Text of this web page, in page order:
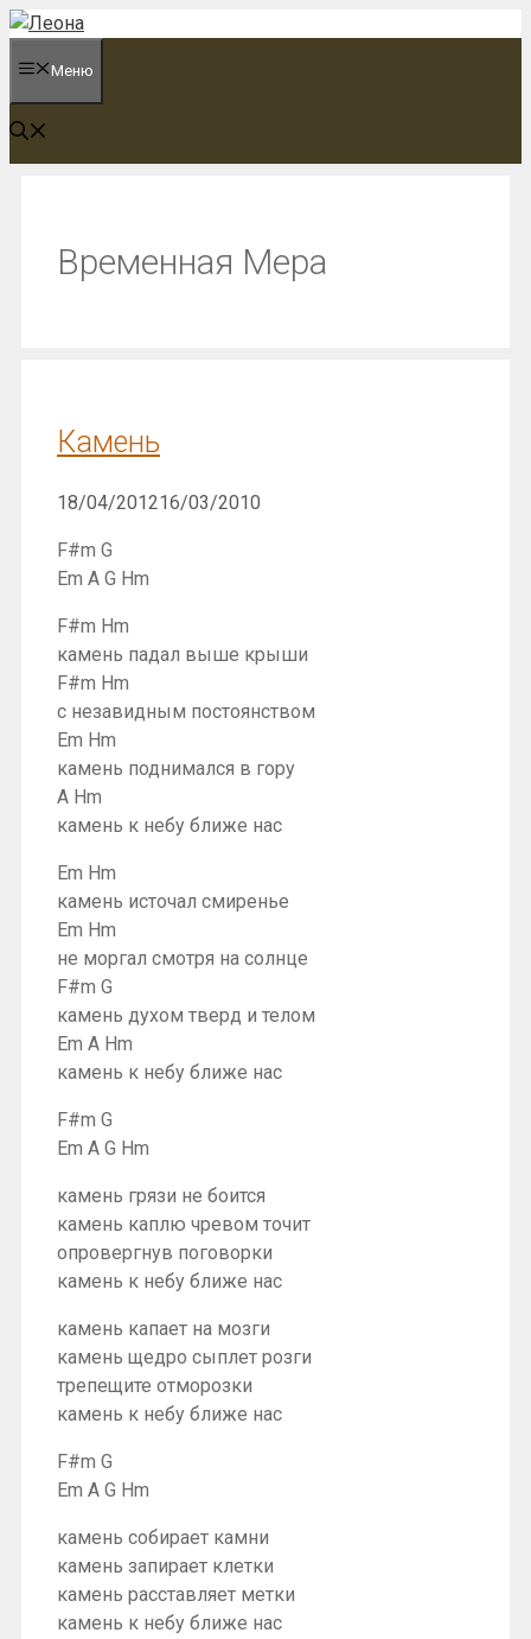
Перейти
содержимому
Меню
Временная Мера
Камень
18/04/201216/03/2010
F#m G
Em A G Hm
F#m Hm
камень падал выше крыши
F#m Hm
с незавидным постоянством
Em Hm
камень поднимался в гору
A Hm
камень к небу ближе нас
Em Hm
камень источал смиренье
Em Hm
не моргал смотря на солнце
F#m G
камень духом тверд и телом
Em A Hm
камень к небу ближе нас
F#m G
Em A G Hm
камень грязи не боится
камень каплю чревом точит
опровергнув поговорки
камень к небу ближе нас
камень капает на мозги
камень щедро сыплет розги
трепещите отморозки
камень к небу ближе нас
F#m G
Em A G Hm
камень собирает камни
камень запирает клетки
камень расставляет метки
камень к небу ближе нас